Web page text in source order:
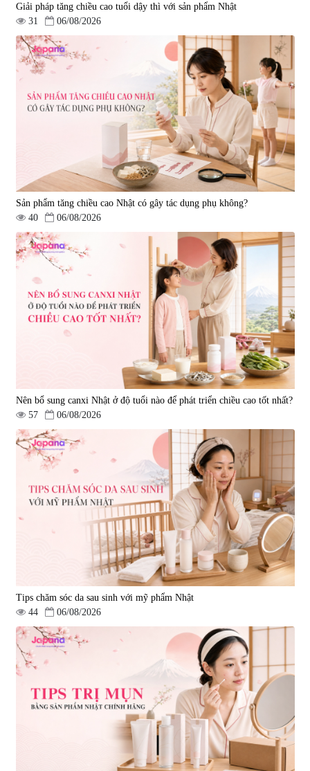
Rượu Sake Kanpai 720ml
|2.188
345.100 đ
Giải pháp tăng chiều cao tuổi dậy thì với sản phẩm Nhật
31
06/08/2026
Sản phẩm tăng chiều cao Nhật có gây tác dụng phụ không?
40
06/08/2026
Nên bổ sung canxi Nhật ở độ tuổi nào để phát triển chiều cao tốt nhất?
57
06/08/2026
Tips chăm sóc da sau sinh với mỹ phẩm Nhật
44
06/08/2026